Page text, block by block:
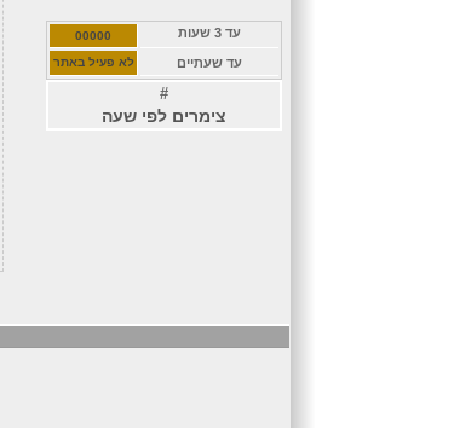
עד 3 שעות 00000
עד שעתיים לא פעיל באתר
#
צימרים לפי שעה